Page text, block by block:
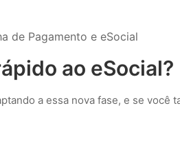
de Pagamento e eSocial
ao eSocial?
a essa nova fase, e se você